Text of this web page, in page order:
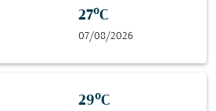
27°C
07/08/2026
29°C